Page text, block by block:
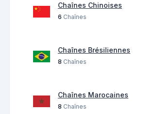
Chaînes Chinoises
6 Chaînes
Chaînes Brésiliennes
8 Chaînes
Chaînes Marocaines
8 Chaînes